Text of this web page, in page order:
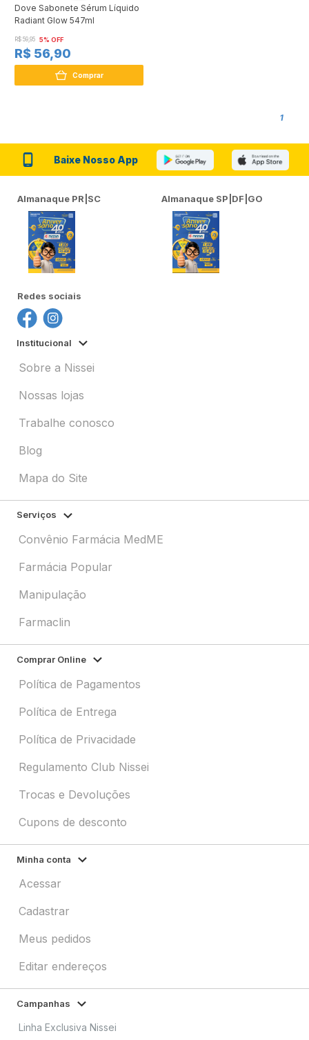
Dove Sabonete Sérum Líquido
Radiant Glow 547ml
R$ 59,95 5% OFF
R$ 56,90
Comprar
1
Baixe Nosso App
Almanaque PR|SC Almanaque SP|DF|GO
Redes sociais
Institucional
Sobre a Nissei
Nossas lojas
Trabalhe conosco
Blog
Mapa do Site
Serviços
Convênio Farmácia MedME
Farmácia Popular
Manipulação
Farmaclin
Comprar Online
Política de Pagamentos
Política de Entrega
Política de Privacidade
Regulamento Club Nissei
Trocas e Devoluções
Cupons de desconto
Minha conta
Acessar
Cadastrar
Meus pedidos
Editar endereços
Campanhas
Linha Exclusiva Nissei